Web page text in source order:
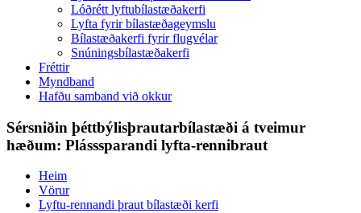
Lóðrétt lyftubílastæðakerfi
Lyfta fyrir bílastæðageymslu
Bílastæðakerfi fyrir flugvélar
Snúningsbílastæðakerfi
Fréttir
Myndband
Hafðu samband við okkur
Sérsniðin þéttbýlisþrautarbílastæði á tveimur
hæðum: Plásssparandi lyfta-rennibraut
Heim
Vörur
Lyftu-rennandi þraut bílastæði kerfi